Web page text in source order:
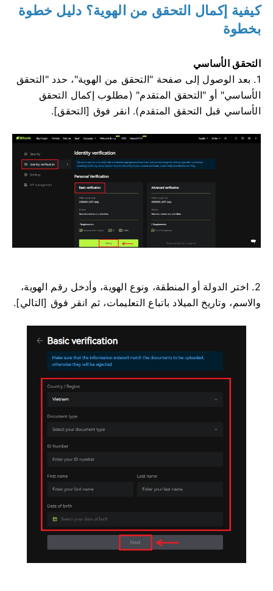
كيفية إكمال التحقق من الهوية؟ دليل خطوة
بخطوة
التحقق الأساسي
1. بعد الوصول إلى صفحة "التحقق من الهوية"، حدد "التحقق
الأساسي" أو "التحقق المتقدم" (مطلوب إكمال التحقق
الأساسي قبل التحقق المتقدم). انقر فوق [التحقق].
2. اختر الدولة أو المنطقة، ونوع الهوية، وأدخل رقم الهوية،
والاسم، وتاريخ الميلاد باتباع التعليمات، ثم انقر فوق [التالي].